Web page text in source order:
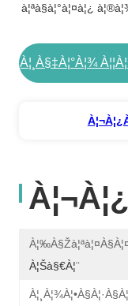
à¦ªà§à¦°à¦¤à¦¿
À¦šà§€à¦¨